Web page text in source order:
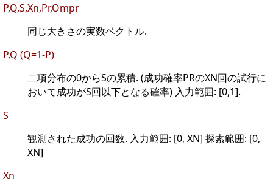
P,Q,S,Xn,Pr,Ompr
同じ大きさの実数ベクトル.
P,Q (Q=1-P)
二項分布の0からSの累積. (成功確率PRのXN回の試行に
おいて成功がS回以下となる確率) 入力範囲: [0,1].
S
観測された成功の回数. 入力範囲: [0, XN] 探索範囲: [0,
XN]
Xn